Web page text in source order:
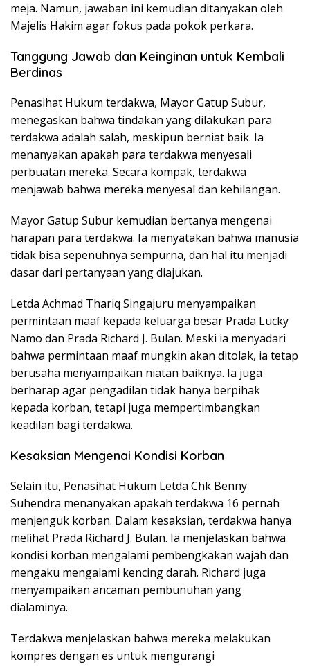
meja. Namun, jawaban ini kemudian ditanyakan oleh
Majelis Hakim agar fokus pada pokok perkara.
Tanggung Jawab dan Keinginan untuk Kembali
Berdinas
Penasihat Hukum terdakwa, Mayor Gatup Subur,
menegaskan bahwa tindakan yang dilakukan para
terdakwa adalah salah, meskipun berniat baik. Ia
menanyakan apakah para terdakwa menyesali
perbuatan mereka. Secara kompak, terdakwa
menjawab bahwa mereka menyesal dan kehilangan.
Mayor Gatup Subur kemudian bertanya mengenai
harapan para terdakwa. Ia menyatakan bahwa manusia
tidak bisa sepenuhnya sempurna, dan hal itu menjadi
dasar dari pertanyaan yang diajukan.
Letda Achmad Thariq Singajuru menyampaikan
permintaan maaf kepada keluarga besar Prada Lucky
Namo dan Prada Richard J. Bulan. Meski ia menyadari
bahwa permintaan maaf mungkin akan ditolak, ia tetap
berusaha menyampaikan niatan baiknya. Ia juga
berharap agar pengadilan tidak hanya berpihak
kepada korban, tetapi juga mempertimbangkan
keadilan bagi terdakwa.
Kesaksian Mengenai Kondisi Korban
Selain itu, Penasihat Hukum Letda Chk Benny
Suhendra menanyakan apakah terdakwa 16 pernah
menjenguk korban. Dalam kesaksian, terdakwa hanya
melihat Prada Richard J. Bulan. Ia menjelaskan bahwa
kondisi korban mengalami pembengkakan wajah dan
mengaku mengalami kencing darah. Richard juga
menyampaikan ancaman pembunuhan yang
dialaminya.
Terdakwa menjelaskan bahwa mereka melakukan
kompres dengan es untuk mengurangi